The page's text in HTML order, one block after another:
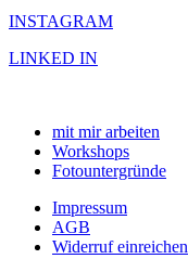
INSTAGRAM
LINKED IN
mit mir arbeiten
Workshops
Fotountergründe
Impressum
AGB
Widerruf einreichen